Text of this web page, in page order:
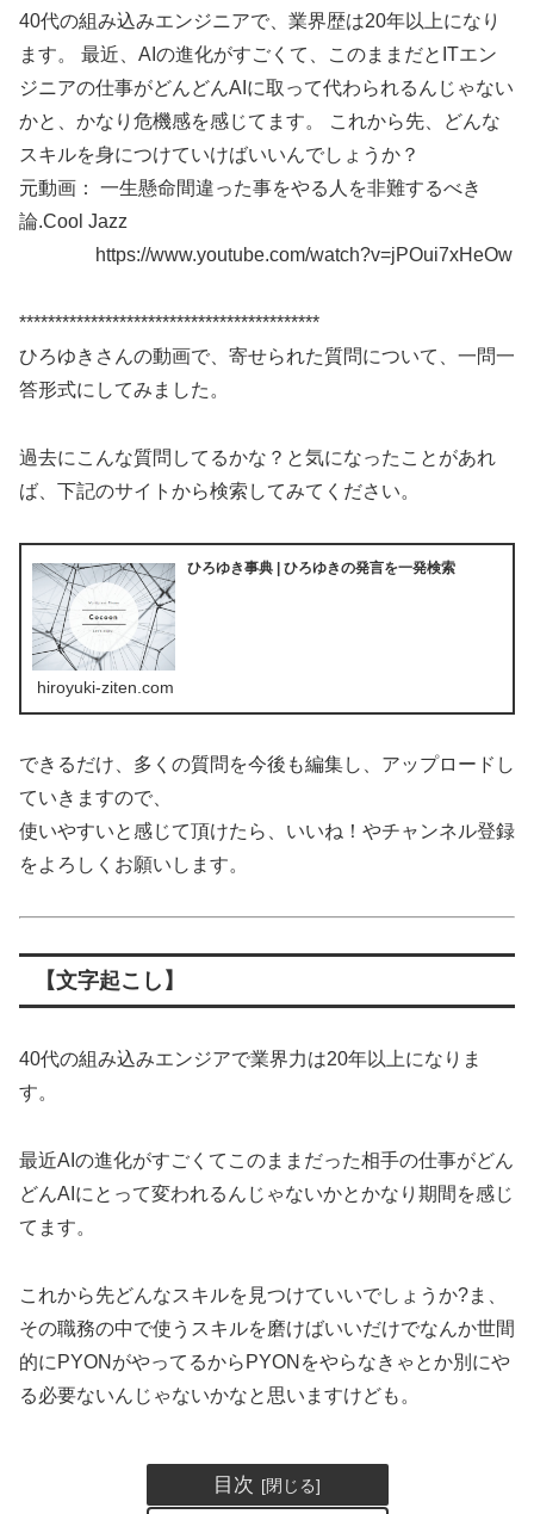
40代の組み込みエンジニアで、業界歴は20年以上になり
ます。 最近、AIの進化がすごくて、このままだとITエン
ジニアの仕事がどんどんAIに取って代わられるんじゃない
かと、かなり危機感を感じてます。 これから先、どんな
スキルを身につけていけばいいんでしょうか？
元動画： 一生懸命間違った事をやる人を非難するべき
論.Cool Jazz
https://www.youtube.com/watch?v=jPOui7xHeOw
******************************************
ひろゆきさんの動画で、寄せられた質問について、一問一
答形式にしてみました。
過去にこんな質問してるかな？と気になったことがあれ
ば、下記のサイトから検索してみてください。
ひろゆき事典 | ひろゆきの発言を一発検索
hiroyuki-ziten.com
できるだけ、多くの質問を今後も編集し、アップロードし
ていきますので、
使いやすいと感じて頂けたら、いいね！やチャンネル登録
をよろしくお願いします。
【文字起こし】
40代の組み込みエンジアで業界力は20年以上になりま
す。
最近AIの進化がすごくてこのままだった相手の仕事がどん
どんAIにとって変われるんじゃないかとかなり期間を感じ
てます。
これから先どんなスキルを見つけていいでしょうか?ま、
その職務の中で使うスキルを磨けばいいだけでなんか世間
的にPYONがやってるからPYONをやらなきゃとか別にや
る必要ないんじゃないかなと思いますけども。
目次